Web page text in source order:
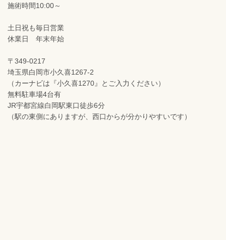
施術時間10:00～
土日祝も毎日営業
休業日 年末年始
〒349-0217
埼玉県白岡市小久喜1267-2
（カーナビは『小久喜1270』とご入力ください）
無料駐車場4台有
JR宇都宮線白岡駅東口徒歩6分
（駅の東側にありますが、西口からが分かりやすいです）